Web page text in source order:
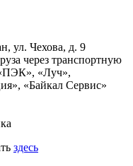
ул. Чехова, д. 9
через транспортную
«Луч»,
«Байкал Сервис»
здесь